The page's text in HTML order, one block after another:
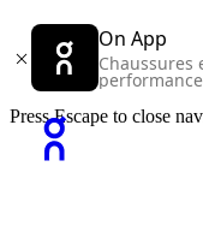
On App
Chaussures
Press Escape to close